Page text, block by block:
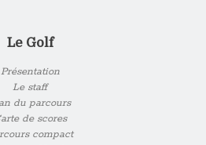
Le Golf
Présentation
Le staff
du parcours
de scores
compact